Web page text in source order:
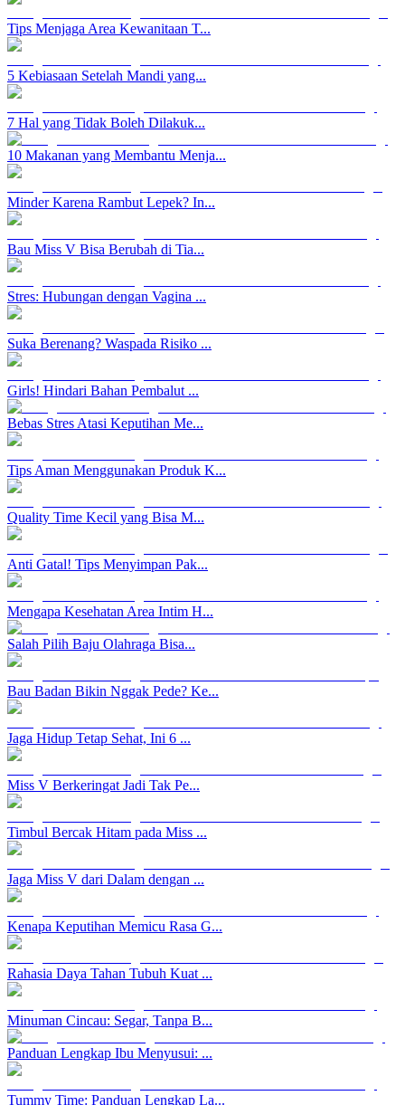
Tips Menjaga Area Kewanitaan T...
5 Kebiasaan Setelah Mandi yang...
7 Hal yang Tidak Boleh Dilakuk...
10 Makanan yang Membantu Menja...
Minder Karena Rambut Lepek? In...
Bau Miss V Bisa Berubah di Tia...
Stres: Hubungan dengan Vagina ...
Suka Berenang? Waspada Risiko ...
Girls! Hindari Bahan Pembalut ...
Bebas Stres Atasi Keputihan Me...
Tips Aman Menggunakan Produk K...
Quality Time Kecil yang Bisa M...
Anti Gatal! Tips Menyimpan Pak...
Mengapa Kesehatan Area Intim H...
Salah Pilih Baju Olahraga Bisa...
Bau Badan Bikin Nggak Pede? Ke...
Jaga Hidup Tetap Sehat, Ini 6 ...
Miss V Berkeringat Jadi Tak Pe...
Timbul Bercak Hitam pada Miss ...
Jaga Miss V dari Dalam dengan ...
Kenapa Keputihan Memicu Rasa G...
Rahasia Daya Tahan Tubuh Kuat ...
Minuman Cincau: Segar, Tanpa B...
Panduan Lengkap Ibu Menyusui: ...
Tummy Time: Panduan Lengkap La...